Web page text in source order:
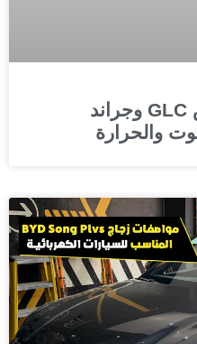
مقارنة زجاج مرسيدس GLC وجراند
والحرارة